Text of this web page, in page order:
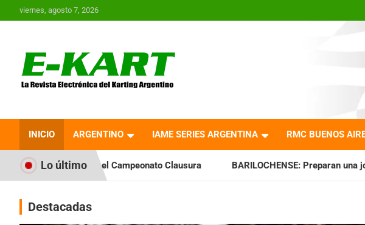
al
viernes, agosto 7, 2026
Revista Electrónica del
Karting en Argentina
INICIO ARGENTINO IAME SERIES ARGENTINA RMC BUENOS
Lo último
Campeonato Clausura BARILOCHENSE: Preparan una jornada a puro
Destacadas